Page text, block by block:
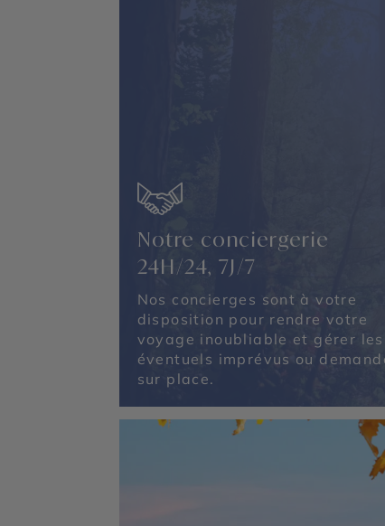
Notre conciergerie
24H/24, 7J/7
Nos concierges sont à votre
disposition pour rendre votre
voyage inoubliable et gérer les
éventuels imprévus ou
sur place.